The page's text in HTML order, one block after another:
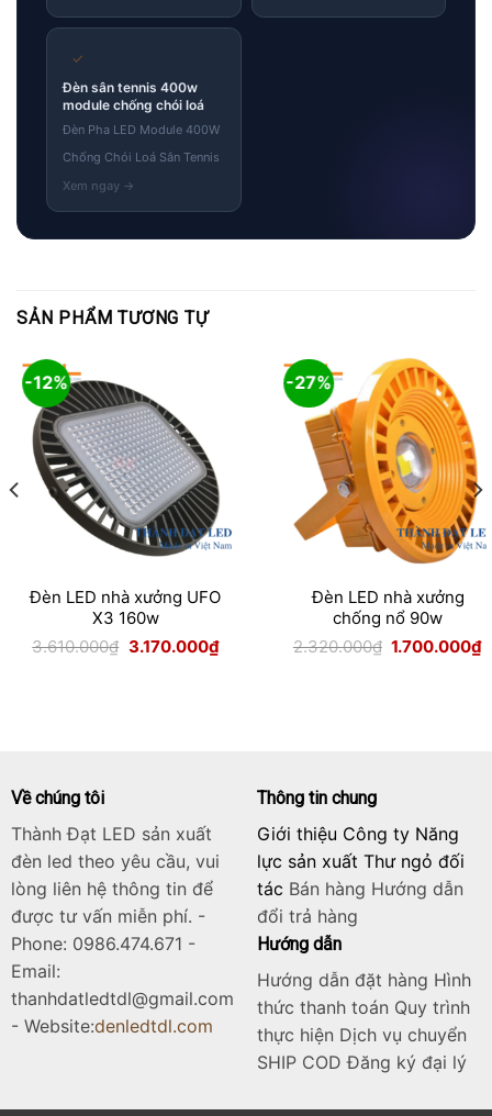
✓
Đèn sân tennis 400w
module chống chói loá
Đèn Pha LED Module 400W
Chống Chói Loá Sân Tennis
SẢN PHẨM TƯƠNG TỰ
-12%
Đèn LED nhà xưởng UFO
X3 160w
3.610.000₫
Giá
gốc
3.170.000₫Giá
hiện
-27%
Đèn LED nhà xưởng
chống nổ 90w
2.320.000₫ Giá
gốc
1.700.000₫
Về chúng tôi
Thành Đạt LED sản xuất
đèn led theo yêu cầu, vui
lòng liên hệ thông tin để
được tư vấn miễn phí. -
Phone: 0986.474.671 -
Email:
thanhdatledtdl@gmail.com
- Website:denledtdl.com
Thông tin chung
Giới thiệu Công ty Năng
lực sản xuất Thư ngỏ đối
tác Bán hàng Hướng dẫn
đổi trả hàng
Hướng dẫn
Hướng dẫn đặt hàng Hình
thức thanh toán Quy trình
thực hiện Dịch vụ chuyển
SHIP COD Đăng ký đại lý